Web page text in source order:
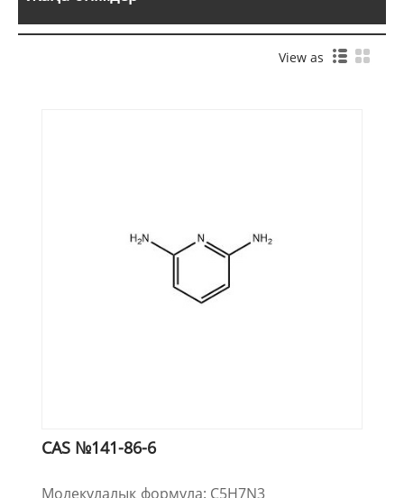
View as
CAS №141-86-6
Молекулалық формула: C5H7N3